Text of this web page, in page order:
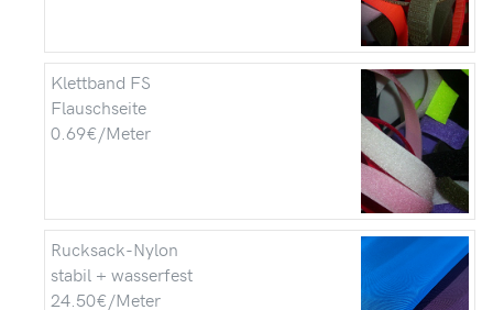
Klettband FS
Flauschseite
0.69€/Meter
Rucksack-Nylon
stabil + wasserfest
24.50€/Meter